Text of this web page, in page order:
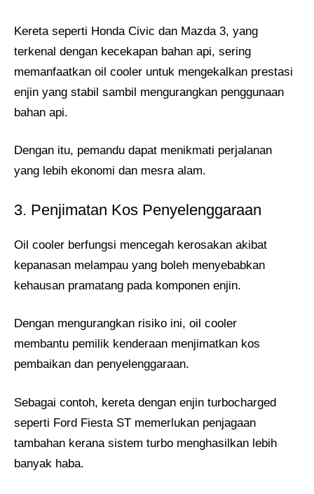
Kereta seperti Honda Civic dan Mazda 3, yang
terkenal dengan kecekapan bahan api, sering
memanfaatkan oil cooler untuk mengekalkan prestasi
enjin yang stabil sambil mengurangkan penggunaan
bahan api.
Dengan itu, pemandu dapat menikmati perjalanan
yang lebih ekonomi dan mesra alam.
3. Penjimatan Kos Penyelenggaraan
Oil cooler berfungsi mencegah kerosakan akibat
kepanasan melampau yang boleh menyebabkan
kehausan pramatang pada komponen enjin.
Dengan mengurangkan risiko ini, oil cooler
membantu pemilik kenderaan menjimatkan kos
pembaikan dan penyelenggaraan.
Sebagai contoh, kereta dengan enjin turbocharged
seperti Ford Fiesta ST memerlukan penjagaan
tambahan kerana sistem turbo menghasilkan lebih
banyak haba.